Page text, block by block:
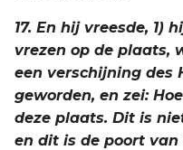
17. En hij vreesde, 1)
vrezen op de plaats,
een verschijning des
geworden, en zei:
deze plaats. Dit is
en dit is de poort van